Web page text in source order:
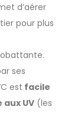
d’aérer
pour plus
ses
est facile
UV (les